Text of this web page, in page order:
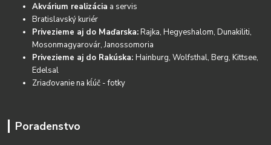
Akvárium realizácia a servis
Bratislavský kuriér
Privezieme aj do Maďarska:Rajka, Hegyeshalom, Dunakiliti,
Mosonmagyarovár, Janossomoria
Privezieme aj do Rakúska:Hainburg, Wolfsthal, Berg, Kittsee,
Edelsal
Zriaďovanie na kĺúč - fotky
Poradenstvo